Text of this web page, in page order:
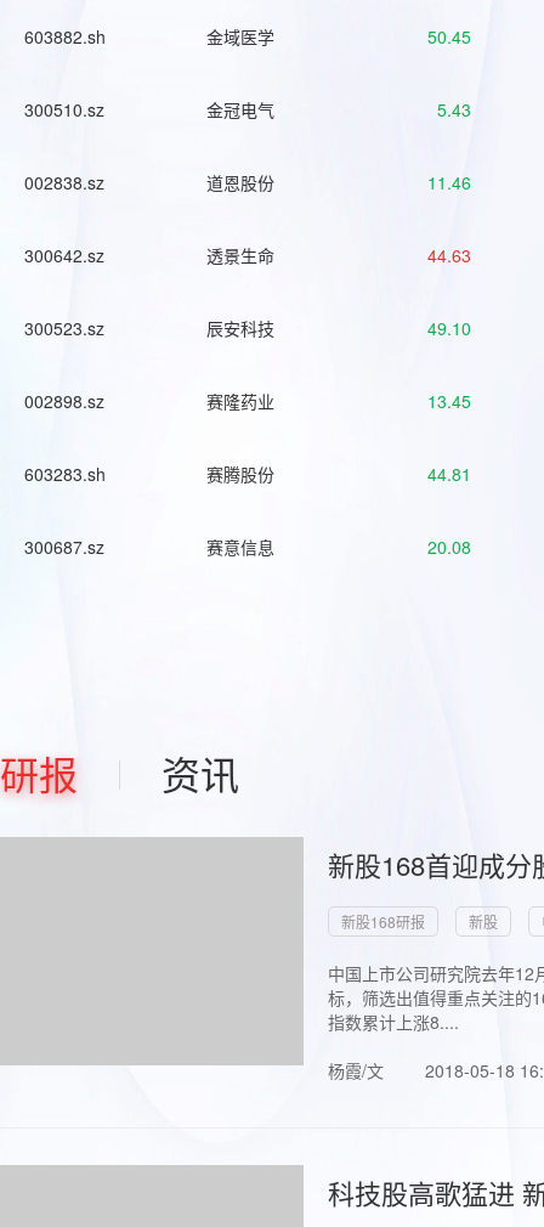
603882.sh 金域医学 50.45
300510.sz 金冠电气 5.43
002838.sz 道恩股份 11.46
300642.sz 透景生命 44.63
300523.sz 辰安科技 49.10
002898.sz 赛隆药业 13.45
603283.sh 赛腾股份 44.81
300687.sz 赛意信息 20.08
研报 资讯
新股168首迎成
新股168研报 新股
中国上市公司研究院去年
标，筛选出值得重点关注的
指数累计上涨8....
杨霞/文
2018-05-18
科技股高歌猛进